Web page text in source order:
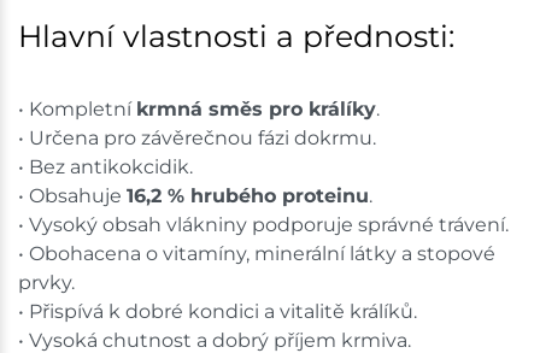
Hlavní vlastnosti a přednosti:
• Kompletní krmná směs pro králíky.
• Určena pro závěrečnou fázi dokrmu.
• Bez antikokcidik.
• Obsahuje 16,2 % hrubého proteinu.
• Vysoký obsah vlákniny podporuje správné trávení.
• Obohacena o vitamíny, minerální látky a stopové
prvky.
• Přispívá k dobré kondici a vitalitě králíků.
• Vysoká chutnost a dobrý příjem krmiva.